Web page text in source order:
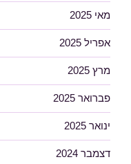
מאי 2025
אפריל 2025
מרץ 2025
פברואר 2025
ינואר 2025
דצמבר 2024